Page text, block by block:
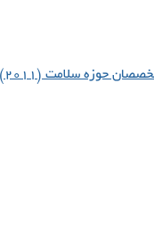
حوزه سلامت (۲۰۱۱)